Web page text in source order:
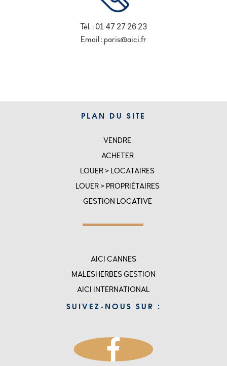
Tél. : 01 47 27 26 23
Email : paris@aici.fr
PLAN DU SITE
VENDRE
ACHETER
LOUER > LOCATAIRES
LOUER > PROPRIÉTAIRES
GESTION LOCATIVE
AICI CANNES
MALESHERBES GESTION
AICI INTERNATIONAL
SUIVEZ-NOUS SUR :